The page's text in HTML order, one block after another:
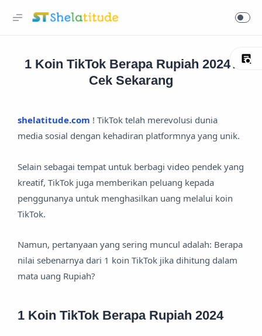
1 Koin TikTok Berapa Rupiah 2024?
Cek Sekarang
shelatitude.com ! TikTok telah merevolusi dunia
media sosial dengan kehadiran platformnya yang unik.
Selain sebagai tempat untuk berbagi video pendek yang
kreatif, TikTok juga memberikan peluang kepada
penggunanya untuk menghasilkan uang melalui koin
TikTok.
Namun, pertanyaan yang sering muncul adalah: Berapa
nilai sebenarnya dari 1 koin TikTok jika dihitung dalam
mata uang Rupiah?
1 Koin TikTok Berapa Rupiah 2024